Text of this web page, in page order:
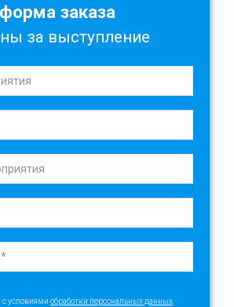
заказа
за выступление
с условиями обработки персональных данных